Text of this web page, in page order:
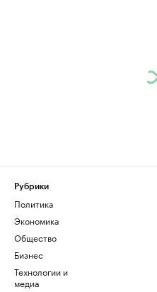
Рубрики
Политика
Экономика
Общество
Бизнес
Технологии и
медиа